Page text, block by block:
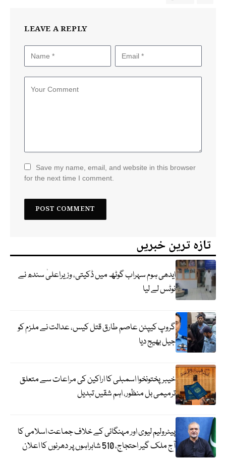
LEAVE A REPLY
Save my name, email, and website in this browser
for the next time I comment.
تازہ ترین خبریں
ایدھی ہوم سہراب گوٹھ میں ڈکیتی، وزیراعلیٰ سندھ نے
نوٹس لے لیا
گروپ کیپٹن عاصم طارق قتل کیس، عدالت نے ملزم کو
جیل بھیج دیا
خیبرپختونخوا اسمبلی کا اراکین کی مراعات سے متعلق
ترمیمی بل منظور، اہم شقیں تبدیل
پیٹرولیم لیوی اور مہنگائی کے خلاف جماعت اسلامی کا
آج ملک گیر احتجاج، 510 شاہراہوں پر دھرنوں کا اعلان